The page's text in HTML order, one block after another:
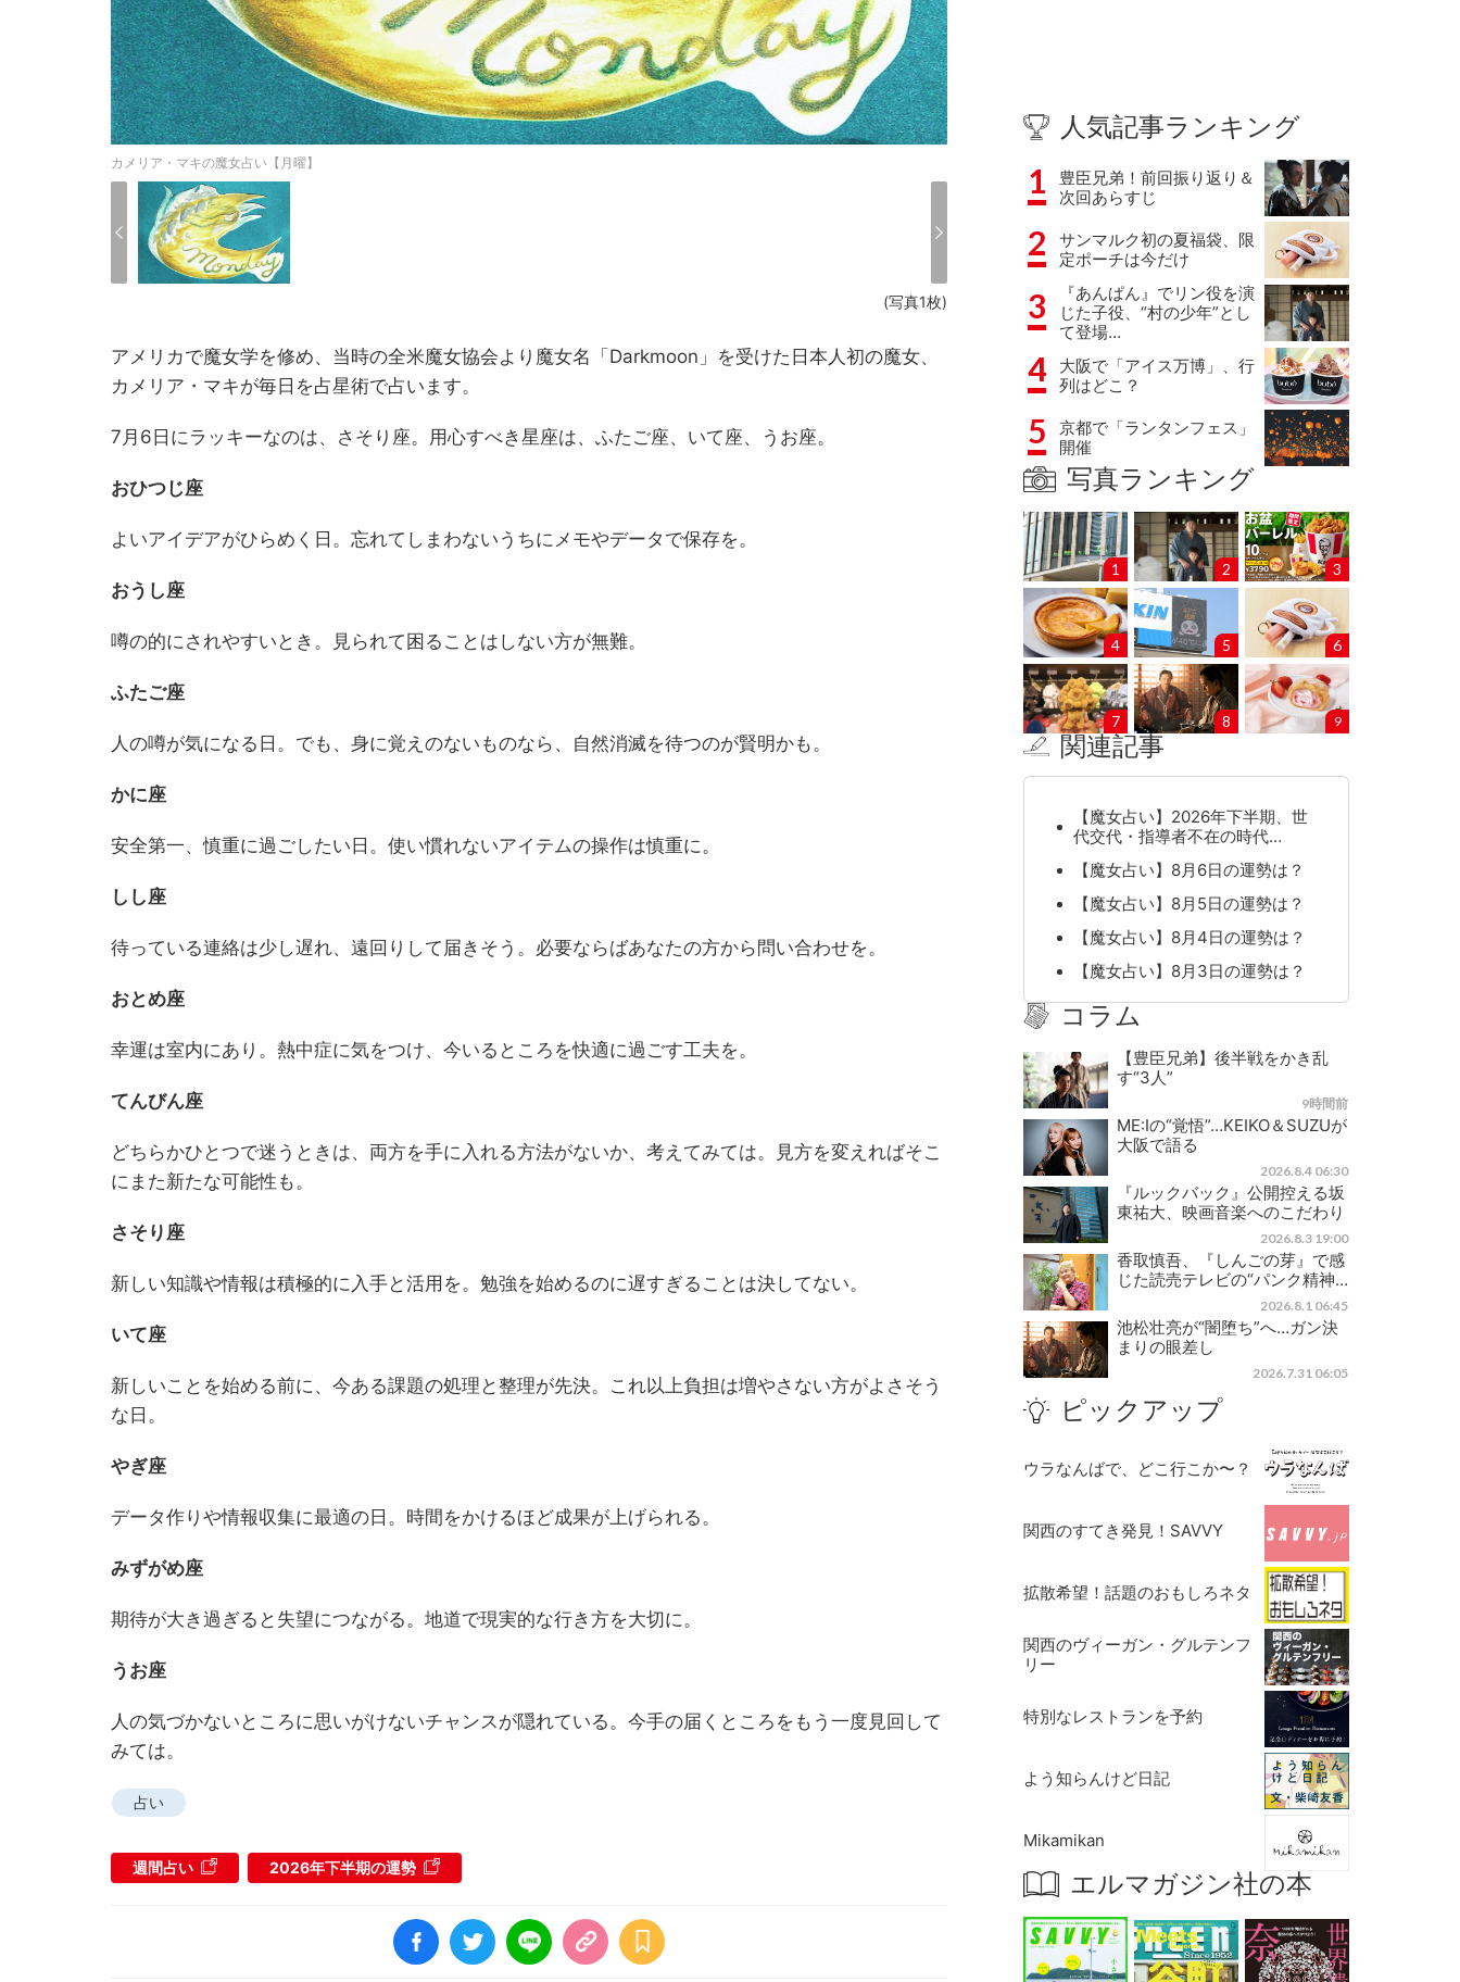
カメリア・マキの魔女占い【月曜】
(写真1枚)
アメリカで魔女学を修め、当時の全米魔女協会より魔女名「Darkmoon」を受けた日本人初の魔女、
カメリア・マキが毎日を占星術で占います。
7月6日にラッキーなのは、さそり座。用心すべき星座は、ふたご座、いて座、うお座。
おひつじ座
よいアイデアがひらめく日。忘れてしまわないうちにメモやデータで保存を。
おうし座
噂の的にされやすいとき。見られて困ることはしない方が無難。
ふたご座
人の噂が気になる日。でも、身に覚えのないものなら、自然消滅を待つのが賢明かも。
かに座
安全第一、慎重に過ごしたい日。使い慣れないアイテムの操作は慎重に。
しし座
待っている連絡は少し遅れ、遠回りして届きそう。必要ならばあなたの方から問い合わせを。
おとめ座
幸運は室内にあり。熱中症に気をつけ、今いるところを快適に過ごす工夫を。
てんびん座
どちらかひとつで迷うときは、両方を手に入れる方法がないか、考えてみては。見方を変えればそこ
にまた新たな可能性も。
さそり座
新しい知識や情報は積極的に入手と活用を。勉強を始めるのに遅すぎることは決してない。
いて座
新しいことを始める前に、今ある課題の処理と整理が先決。これ以上負担は増やさない方がよさそう
な日。
やぎ座
データ作りや情報収集に最適の日。時間をかけるほど成果が上げられる。
みずがめ座
期待が大き過ぎると失望につながる。地道で現実的な行き方を大切に。
うお座
人の気づかないところに思いがけないチャンスが隠れている。今手の届くところをもう一度見回して
みては。
占い
週間占い 2026年下半期の運勢
人気記事ランキング
1
豊臣兄弟！前回振り返り＆
次回あらすじ
2
サンマルク初の夏福袋、限
定ポーチは今だけ
3
『あんぱん』でリン役を演
じた子役、“村の少年”とし
て登場…
4
大阪で「アイス万博」、行
列はどこ？
5
京都で「ランタンフェス」
開催
写真ランキング
1 2 3
4 5 6
7 8 9
関連記事
【魔女占い】2026年下半期、世
代交代・指導者不在の時代…
【魔女占い】8月6日の運勢は？
【魔女占い】8月5日の運勢は？
【魔女占い】8月4日の運勢は？
【魔女占い】8月3日の運勢は？
コラム
【豊臣兄弟】後半戦をかき乱
す“3人”
9時間前
ME:Iの“覚悟”…KEIKO＆SUZUが
大阪で語る
2026.8.4 06:30
『ルックバック』公開控える坂
東祐大、映画音楽へのこだわり
2026.8.3 19:00
香取慎吾、『しんごの芽』で感
じた読売テレビの“パンク精神…
2026.8.1 06:45
池松壮亮が“闇堕ち”へ…ガン決
まりの眼差し
2026.7.31 06:05
ピックアップ
ウラなんばで、どこ行こか〜？
関西のすてき発見！SAVVY
拡散希望！話題のおもしろネタ
関西のヴィーガン・グルテンフ
リー
特別なレストランを予約
よう知らんけど日記
Mikamikan
エルマガジン社の本